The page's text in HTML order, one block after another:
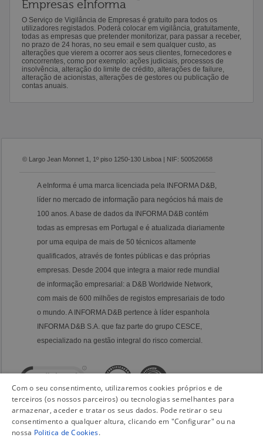
Empresas eInforma
O Serviço de Vigilância de Empresas é gratuito para todos os
utilizadores registados. Poderá colocar em vigilância, gratuitamente,
todas as empresas que pretender monitorizar, para passar a receber,
no prazo de 24 horas, no seu email e sem qualquer custo, as
alterações que vierem a ocorrer aos seus clientes, fornecedores e
concorrentes, como por exemplo: ações judiciais, processos de
insolvência, alteração do limite de crédito, alterações de failure,
alteração de acionistas, alterações de gestores ou publicação de
contas anuais.
© Largo Jean Monnet 1, 1º piso 1250-130 Lisboa | NIF: 500520658
A eInforma é uma marca licenciada pela INFORMA D&B,
líder no mercado de informação para negócios há mais de
100 anos. A base de dados da INFORMA D&B contém
todas as empresas em Portugal e é atualizada diariamente
por uma equipa de mais de 50 técnicos altamente
qualificados, através de fontes públicas e das próprias
empresas. Desde 2004 que integra a maior rede mundial
de informação empresarial: a D&B Worldwide Network,
com mais de 600 milhões de registos empresariais de todo
o mundo. A INFORMA D&B pertence à líder espanhola
INFORMA D&B S.A. que faz parte do grupo CESCE,
especializado na gestão integral do risco comercial.
Com o seu consentimento, utilizaremos cookies próprios e de
terceiros (os nossos parceiros) ou tecnologias semelhantes para
armazenar, aceder e tratar os seus dados. Pode retirar o seu
consentimento a qualquer altura, clicando em "Configurar" ou na
nossa Politica de Cookies.